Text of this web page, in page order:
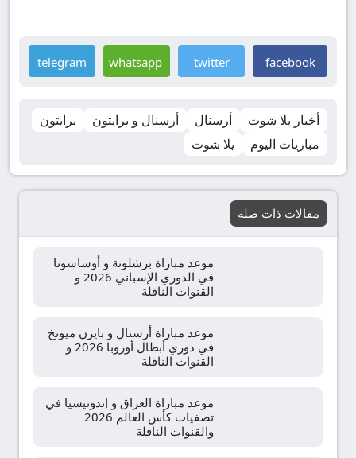
facebook
twitter
whatsapp
telegram
أخبار يلا شوت أرسنال أرسنال و برايتون
برايتون
مباريات اليوم
يلا شوت
مقالات ذات صلة
موعد مباراة برشلونة و أوساسونا
في الدوري الإسباني 2026 و
القنوات الناقلة
موعد مباراة أرسنال و بايرن ميونخ
في دوري أبطال أوروبا 2026 و
القنوات الناقلة
موعد مباراة العراق و إندونيسيا في
تصفيات كأس العالم 2026
والقنوات الناقلة